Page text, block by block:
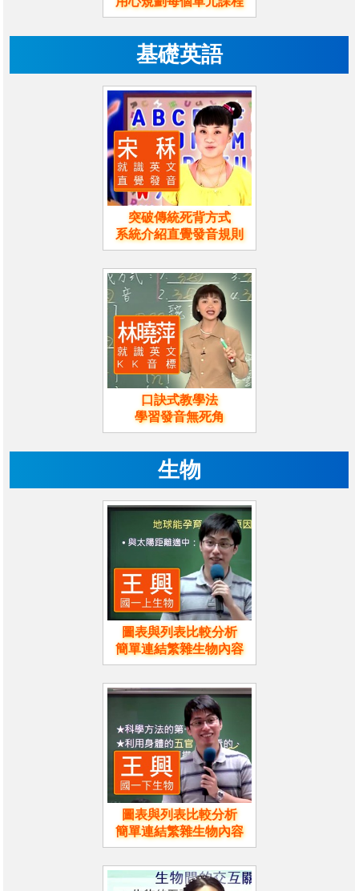
基礎英語
突破傳統死背方式
系統介紹直覺發音規則
口訣式教學法
學習發音無死角
生物
圖表與列表比較分析
簡單連結繁雜生物內容
圖表與列表比較分析
簡單連結繁雜生物內容